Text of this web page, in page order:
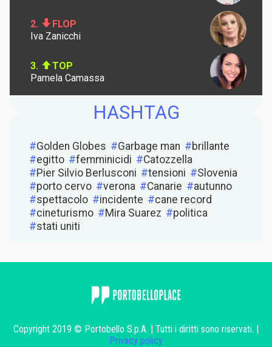
2.
FLOP
Iva Zanicchi
3.
TOP
Pamela Camassa
HASHTAG
Golden Globes Garbage man
brillante
egitto
femminicidi
Catozzella
Pier Silvio Berlusconi
tensioni
Slovenia
porto cervo
verona Canarie
autunno
spettacolo
incidente
cane record
cineturismo
Mira Suarez
politica
stati uniti
Copyright 2019 © Portobello S.p.A. | Tutti i diritti sono riservati. |
Privacy policy